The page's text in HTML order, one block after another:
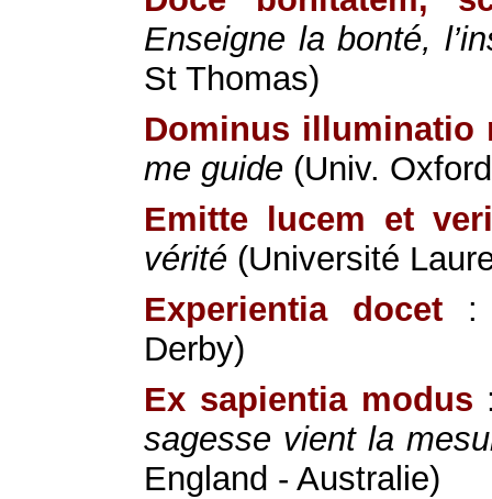
Enseigne la bonté,
St Thomas)
Dominus illuminatio
me guide (Univ.
Emitte lucem et
vérité (Université
Experientia docet
Derby)
Ex sapientia modus
sagesse vient la
England - Australie)